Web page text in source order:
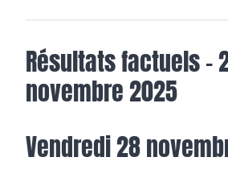
Résultats factuels –
novembre 2025
Vendredi 28